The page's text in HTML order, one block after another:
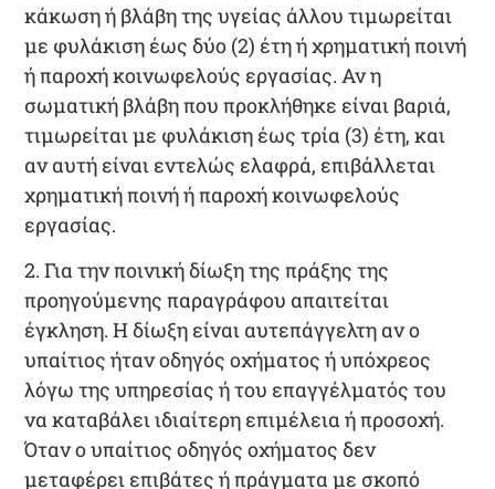
κάκωση ή βλάβη της υγείας άλλου τιμωρείται
με φυλάκιση έως δύο (2) έτηή χρηματική ποινή
ή παροχή κοινωφελούς εργασίας. Αν η
σωματική βλάβη που προκλήθηκε είναι βαριά,
τιμωρείται με φυλάκιση έως τρία (3) έτη, και
αν αυτή είναι εντελώς ελαφρά, επιβάλλεται
χρηματική ποινή ή παροχή κοινωφελούς
εργασίας.
2. Για την ποινική δίωξη της πράξης της
προηγούμενης παραγράφου απαιτείται
έγκληση. Η δίωξη είναι αυτεπάγγελτη αν ο
υπαίτιος ήταν οδηγός οχήματος ή υπόχρεος
λόγω της υπηρεσίας ή του επαγγέλματός του
να καταβάλει ιδιαίτερη επιμέλεια ή προσοχή.
Όταν ο υπαίτιος οδηγός οχήματος δεν
μεταφέρει επιβάτες ή πράγματα με σκοπό